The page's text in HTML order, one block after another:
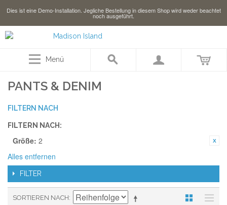
Dies ist eine Demo-Installation. Jegliche Bestellung in diesem Shop wird weder beachtet
noch ausgeführt.
Menü
PANTS & DENIM
FILTERN NACH
FILTERN NACH:
Größe: 2
Alles entfernen
FILTER
SORTIEREN NACH